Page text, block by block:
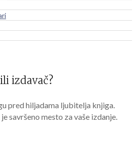
izdavač?
pred hiljadama ljubitelja knjiga.
savršeno mesto za vaše izdanje.